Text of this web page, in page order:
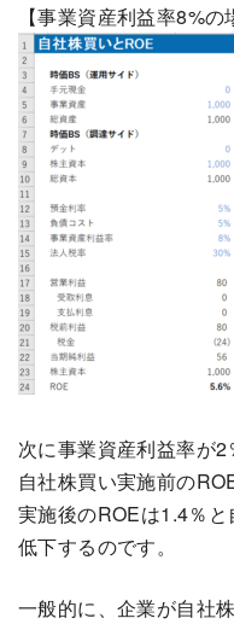
【事業資産利益率8%
次に事業資産利益率が2
自社株買い実施前の
実施後のROEは1.4％
低下するのです。
一般的に、企業が自社